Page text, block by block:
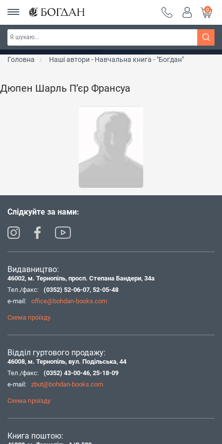
РОЗПРОДАЖ ~ 150 грн ~ 200 грн ~ 250 грн ~
300 грн ~ РОЗПРОДАЖ
Дізнатись більше
0
Головна Наші автори - Навчальна книга - "Богдан"
Дюпен Шарль П’єр Франсуа
Слідкуйте за нами:
Видавництво:
46002, м. Тернопіль, просп. Степана Бандери, 34а
Тел./факс:
(0352) 52-06-07, 52-05-48
e-mail:
office@bohdan-books.com
Схема проїзду
Відділ гуртового продажу:
46008, м. Тернопіль, вул. Подільська, 44
Тел./факс:
(0352) 43-00-46, 25-18-09
e-mail:
zbut@bohdan-books.com
Схема проїзду
Книга поштою: